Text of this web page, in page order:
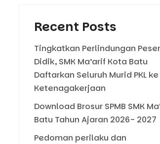
Recent Posts
Tingkatkan Perlindungan
Didik, SMK Ma’arif Kota Batu
Daftarkan Seluruh Murid PKL ke
Ketenagakerjaan
Download Brosur SPMB SMK
Batu Tahun Ajaran 2026- 2027
Pedoman perilaku dan